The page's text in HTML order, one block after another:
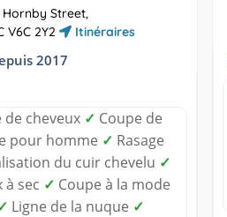
Hornby Street,
V6C 2Y2
Itinéraires
2017
de cheveux ✓ Coupe de
pour homme ✓ Rasage
du cuir chevelu ✓
à sec ✓ Coupe à la mode
Ligne de la nuque ✓